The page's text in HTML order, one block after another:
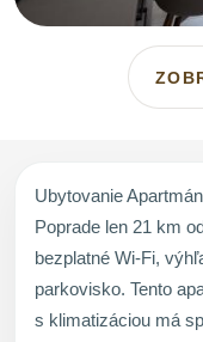
Ubytovanie
Poprade len 21 km
bezplatné Wi-Fi,
parkovisko. Tento
s klimatizáciou má